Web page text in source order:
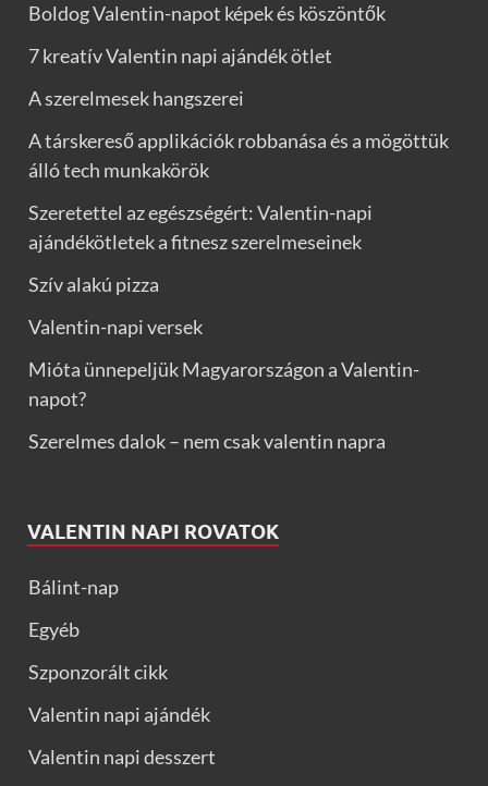
Boldog Valentin-napot képek és köszöntők
7 kreatív Valentin napi ajándék ötlet
A szerelmesek hangszerei
A társkereső applikációk robbanása és a mögöttük
álló tech munkakörök
Szeretettel az egészségért: Valentin-napi
ajándékötletek a fitnesz szerelmeseinek
Szív alakú pizza
Valentin-napi versek
Mióta ünnepeljük Magyarországon a Valentin-
napot?
Szerelmes dalok – nem csak valentin napra
VALENTIN NAPI ROVATOK
Bálint-nap
Egyéb
Szponzorált cikk
Valentin napi ajándék
Valentin napi desszert